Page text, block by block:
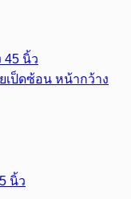
นิ้ว